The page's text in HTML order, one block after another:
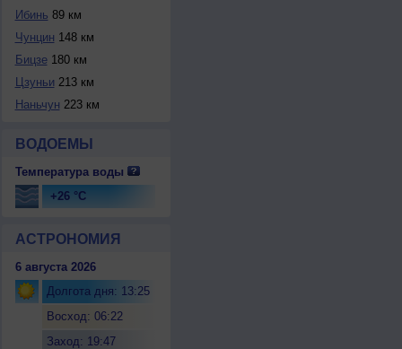
Ибинь 89 км
Чунцин 148 км
Бицзе180 км
Цзуньи 213 км
Наньчун 223 км
ВОДОЕМЫ
Температура воды
+26 °C
АСТРОНОМИЯ
6 августа 2026
Долгота дня: 13:25
Восход: 06:22
Заход: 19:47